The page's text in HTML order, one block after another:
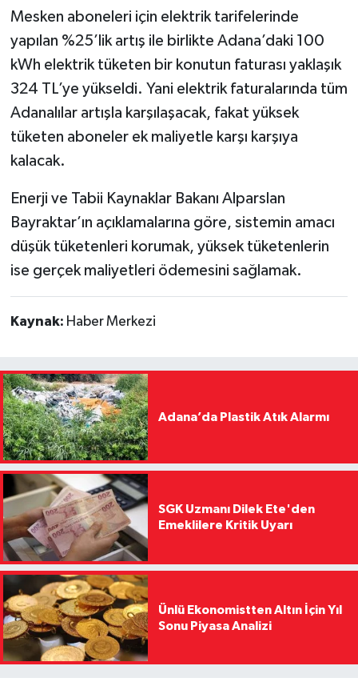
Mesken aboneleri için elektrik tarifelerinde
yapılan %25’lik artış ile birlikte Adana’daki 100
kWh elektrik tüketen bir konutun faturası yaklaşık
324 TL’ye yükseldi. Yani elektrik faturalarında tüm
Adanalılar artışla karşılaşacak, fakat yüksek
tüketen aboneler ek maliyetle karşı karşıya
kalacak.
Enerji ve Tabii Kaynaklar Bakanı Alparslan
Bayraktar’ın açıklamalarına göre, sistemin amacı
düşük tüketenleri korumak, yüksek tüketenlerin
ise gerçek maliyetleri ödemesini sağlamak.
Kaynak: Haber Merkezi
Adana’da Plastik Atık Alarmı
SGK Uzmanı Dilek Ete'den
Emeklilere Kritik Uyarı
Ünlü Ekonomistten Altın İçin Yıl
Sonu Piyasa Analizi